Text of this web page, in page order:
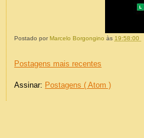
Postado porMarcelo Borgonginoàs 19:58:00
Postagens mais recentes
Assinar: Postagens ( Atom )